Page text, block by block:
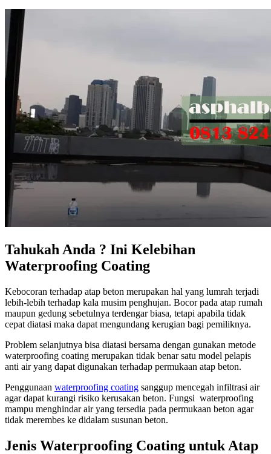
Tahukah Anda ? Ini Kelebihan
Waterproofing Coating
Kebocoran terhadap atap beton merupakan hal yang lumrah terjadi
lebih-lebih terhadap kala musim penghujan. Bocor pada atap rumah
maupun gedung sebetulnya terdengar biasa, tetapi apabila tidak
cepat diatasi maka dapat mengundang kerugian bagi pemiliknya.
Problem selanjutnya bisa diatasi bersama dengan gunakan metode
waterproofing coating merupakan tidak benar satu model pelapis
anti air yang dapat digunakan terhadap permukaan atap beton.
Penggunaan waterproofing coating sanggup mencegah infiltrasi air
agar dapat kurangi risiko kerusakan beton. Fungsi waterproofing
mampu menghindar air yang tersedia pada permukaan beton agar
tidak merembes ke didalam susunan beton.
Jenis Waterproofing Coating untuk Atap